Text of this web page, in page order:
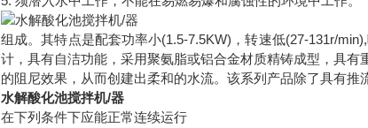
组成。其特点是配套功率小(1.5-7.5KW)，转速低(27-131r/
计，具有自洁功能，采用聚氨脂或铝合金材质精铸成型，具
的阻尼效果，从而创建出柔和的水流。该系列产品除了具有
水解酸化池搅拌机/器
在下列条件下应能正常连续运行